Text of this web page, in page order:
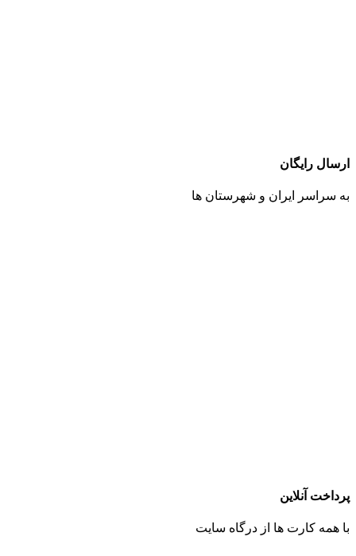
ارسال رایگان
به سراسر ایران و شهرستان ها
پرداخت آنلاین
با همه کارت ها از درگاه سایت